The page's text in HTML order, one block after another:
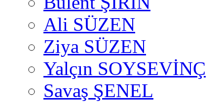
Ali SÜZEN
Ziya SÜZEN
Yalçın SOYSEVİNÇ
Savaş ŞENEL